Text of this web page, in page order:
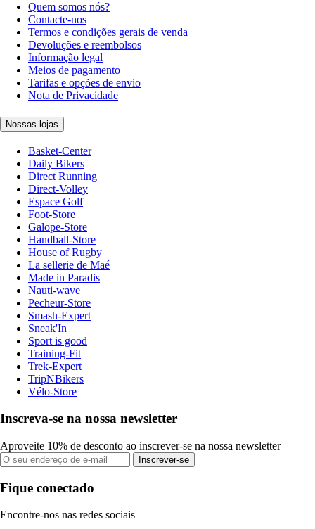
Quem somos nós?
Contacte-nos
Termos e condições gerais de venda
Devoluções e reembolsos
Informação legal
Meios de pagamento
Tarifas e opções de envio
Nota de Privacidade
Nossas lojas
Basket-Center
Daily Bikers
Direct Running
Direct-Volley
Espace Golf
Foot-Store
Galope-Store
Handball-Store
House of Rugby
La sellerie de Maé
Made in Paradis
Nauti-wave
Pecheur-Store
Smash-Expert
Sneak'In
Sport is good
Training-Fit
Trek-Expert
TripNBikers
Vélo-Store
Inscreva-se na nossa newsletter
Aproveite 10% de desconto ao inscrever-se na nossa newsletter
Inscrever-se
Fique conectado
Encontre-nos nas redes sociais